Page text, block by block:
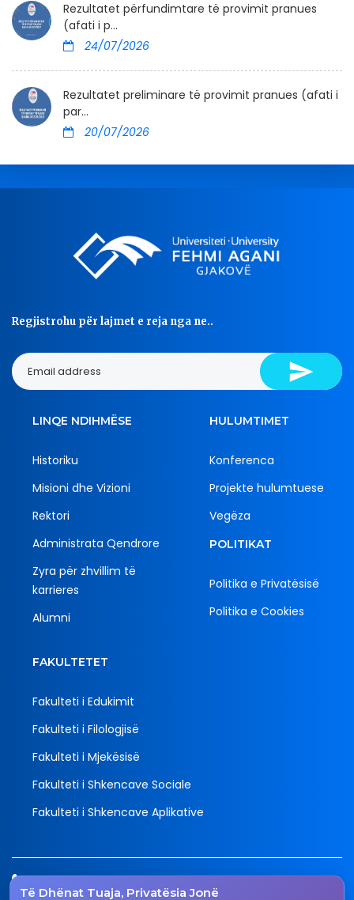
Rezultatet përfundimtare të provimit pranues
(afati i p...
24/07/2026
Rezultatet preliminare të provimit pranues (afati i
par...
20/07/2026
Të Dhënat Tuaja, Privatësia Jonë
Regjistrohu për lajmet e reja nga ne..
LINQE NDIHMËSE
Historiku
Misioni dhe Vizioni
Rektori
Administrata Qendrore
Zyra për zhvillim të
karrieres
Alumni
HULUMTIMET
Konferenca
Projekte hulumtuese
Vegëza
POLITIKAT
Politika e Privatësisë
Politika e Cookies
FAKULTETET
Fakulteti i Edukimit
Fakulteti i Filologjisë
Fakulteti i Mjekësisë
Fakulteti i Shkencave Sociale
Fakulteti i Shkencave Aplikative
Tel.